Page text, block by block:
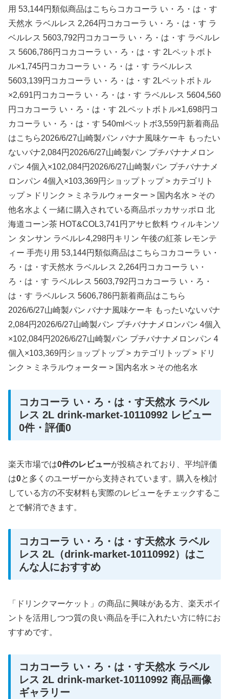
用 53,144円類似商品はこちらコカコーラ い・ろ・は・す
天然水 ラベルレス 2,264円コカコーラ い・ろ・は・す ラ
ベルレス 5603,792円コカコーラ い・ろ・は・す ラベルレ
ス 5606,786円コカコーラ い・ろ・は・す 2Lペットボト
ル×1,745円コカコーラ い・ろ・は・す ラベルレス
5603,139円コカコーラ い・ろ・は・す 2Lペットボトル
×2,691円コカコーラ い・ろ・は・す ラベルレス 5604,560
円コカコーラ い・ろ・は・す 2Lペットボトル×1,698円コ
カコーラ い・ろ・は・す 540mlペットボ3,559円新着商品
はこちら2026/6/27山崎製パン バナナ風味ケーキ もったい
ないバナ2,084円2026/6/27山崎製パン プチバナナメロン
パン 4個入×102,084円2026/6/27山崎製パン プチバナナメ
ロンパン 4個入×103,369円ショップトップ > カテゴリト
ップ > ドリンク > ミネラルウォーター > 国内名水 > その
他名水よく一緒に購入されている商品ポッカサッポロ 北
海道コーン茶 HOT&COL3,741円アサヒ飲料 ウィルキンソ
ン タンサン ラベルレ4,298円キリン 午後の紅茶 レモンテ
ィー 手売り用 53,144円類似商品はこちらコカコーラ い・
ろ・は・す天然水 ラベルレス 2,264円コカコーラ い・
ろ・は・す ラベルレス 5603,792円コカコーラ い・ろ・
は・す ラベルレス 5606,786円新着商品はこちら
2026/6/27山崎製パン バナナ風味ケーキ もったいないバナ
2,084円2026/6/27山崎製パン プチバナナメロンパン 4個入
×102,084円2026/6/27山崎製パン プチバナナメロンパン 4
個入×103,369円ショップトップ > カテゴリトップ > ドリ
ンク > ミネラルウォーター > 国内名水 > その他名水
コカコーラ い・ろ・は・す天然水 ラベル
レス 2L drink-market-10110992 レビュー
0件・評価0
楽天市場では0件のレビューが投稿されており、平均評価
は0と多くのユーザーから支持されています。購入を検討
している方の不安材料も実際のレビューをチェックするこ
とで解消できます。
コカコーラ い・ろ・は・す天然水 ラベル
レス 2L（drink-market-10110992）はこ
んな人におすすめ
「ドリンクマーケット」の商品に興味がある方、楽天ポイ
ントを活用しつつ質の良い商品を手に入れたい方に特にお
すすめです。
コカコーラ い・ろ・は・す天然水 ラベル
レス 2L drink-market-10110992 商品画像
ギャラリー